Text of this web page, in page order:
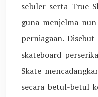
seluler serta True
guna menjelma
perniagaan.
skateboard
Skate
secara betul-betul